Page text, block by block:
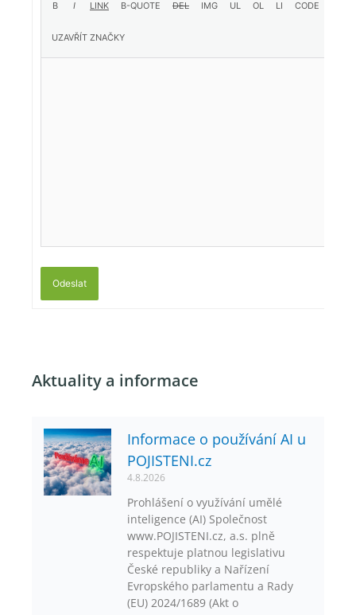
Odeslat
Aktuality a informace
Informace o používání AI u
POJISTENI.cz
4.8.2026
Prohlášení o využívání umělé
inteligence (AI) Společnost
www.POJISTENI.cz, a.s. plně
respektuje platnou legislativu
České republiky a Nařízení
Evropského parlamentu a Rady
(EU) 2024/1689 (Akt o